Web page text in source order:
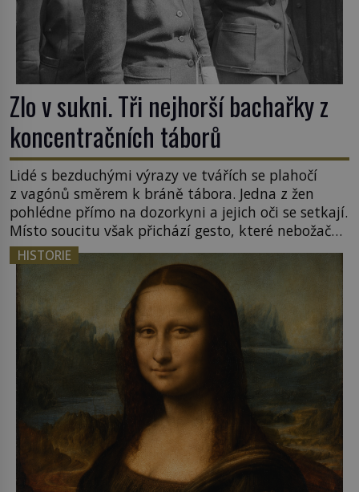
Zlo v sukni. Tři nejhorší bachařky z
koncentračních táborů
Lidé s bezduchými výrazy ve tvářích se plahočí
z vagónů směrem k bráně tábora. Jedna z žen
pohlédne přímo na dozorkyni a jejich oči se setkají.
Místo soucitu však přichází gesto, které nebožačku
posílá rovnou do plynové komory. Jména jako
Rudolf Höss (1901–1947), Josef Mengele (1911–
1979) či Heinrich Himmler (1900–1945) zná každý,
o koho se historie jen otřela. Jenže […]
HISTORIE